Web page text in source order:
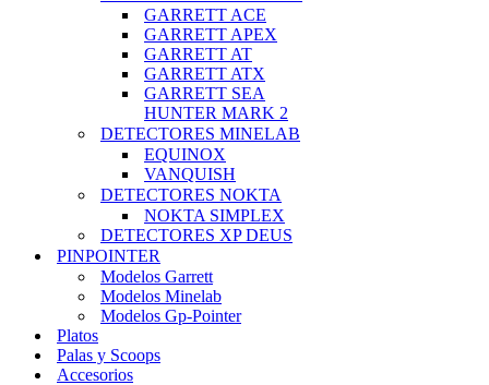
GARRETT ACE
GARRETT APEX
GARRETT AT
GARRETT ATX
GARRETT SEA
HUNTER MARK 2
DETECTORES MINELAB
EQUINOX
VANQUISH
DETECTORES NOKTA
NOKTA SIMPLEX
DETECTORES XP DEUS
PINPOINTER
Modelos Garrett
Modelos Minelab
Modelos Gp-Pointer
Platos
Palas y Scoops
Accesorios